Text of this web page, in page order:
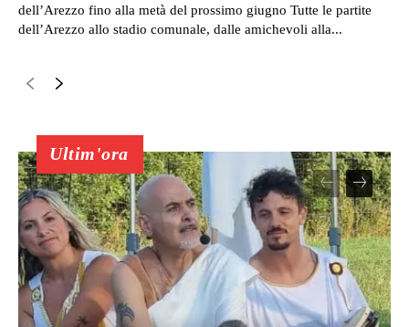
dell’Arezzo fino alla metà del prossimo giugno Tutte le partite
dell’Arezzo allo stadio comunale, dalle amichevoli alla...
Ultim'ora